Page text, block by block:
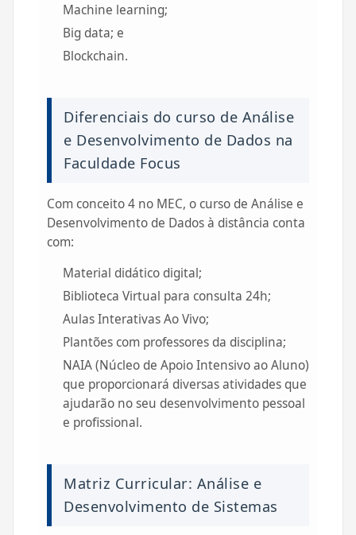
Machine learning;
Big data; e
Blockchain.
Diferenciais do curso de Análise
e Desenvolvimento de Dados na
Faculdade Focus
Com conceito 4 no MEC, o curso de Análise e
Desenvolvimento de Dados à distância conta
com:
Material didático digital;
Biblioteca Virtual para consulta 24h;
Aulas Interativas Ao Vivo;
Plantões com professores da disciplina;
NAIA (Núcleo de Apoio Intensivo ao Aluno)
que proporcionará diversas atividades que
ajudarão no seu desenvolvimento pessoal
e profissional.
Matriz Curricular: Análise e
Desenvolvimento de Sistemas